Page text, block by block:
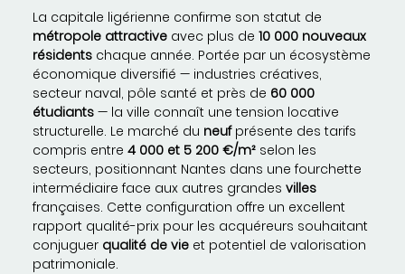
La capitale ligérienne confirme son statut de
métropole attractive avec plus de 10 000 nouveaux
résidents chaque année. Portée par un écosystème
économique diversifié — industries créatives,
secteur naval, pôle santé et près de 60 000
étudiants — la ville connaît une tension locative
structurelle. Le marché du neufprésente des tarifs
compris entre 4 000 et 5 200 €/m² selon les
secteurs, positionnant Nantes dans une fourchette
intermédiaire face aux autres grandes villes
françaises. Cette configuration offre un excellent
rapport qualité-prix pour les acquéreurs souhaitant
conjuguer qualité de vie et potentiel de valorisation
patrimoniale.